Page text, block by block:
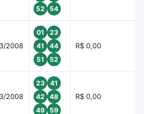
52
54
2008
01
23
41
44
51
52
R$ 0,00
2008
23
41
42
48
49
59
R$ 0,00